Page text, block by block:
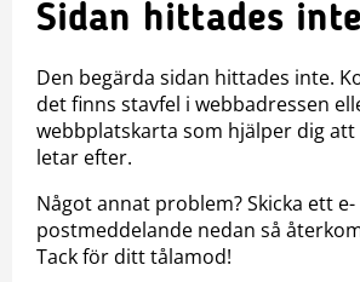
Sidan hittades inte
Den begärda sidan hittades inte.
det finns stavfel i webbadressen
webbplatskarta som hjälper dig
letar efter.
Något annat problem? Skicka ett e-
postmeddelande nedan så
Tack för ditt tålamod!